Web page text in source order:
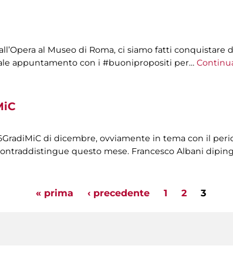
al Museo di Roma, ci siamo fatti conquistare
appuntamento con i #buonipropositi per…
di dicembre, ovviamente in tema con il
questo mese. Francesco Albani
« prima ‹ precedente 1 2 3